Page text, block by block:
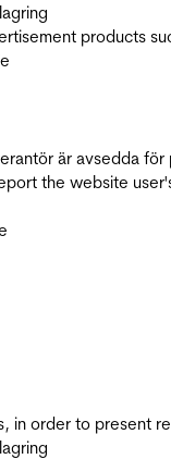
products
är avsedda
the website
in order to present